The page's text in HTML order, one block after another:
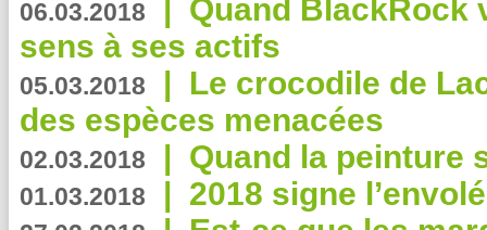
06.03.2018 | Quand BlackRock
sens à ses actifs
05.03.2018 | Le crocodile de
des espèces menacées
02.03.2018 | Quand la peinture
01.03.2018 | 2018 signe